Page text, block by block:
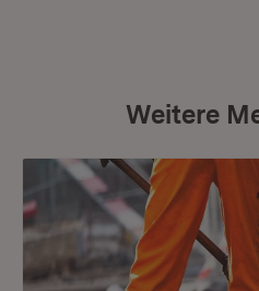
Weitere